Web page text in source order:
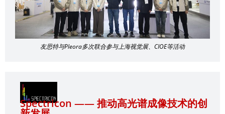
友思特与Pleora多次联合参与上海视觉展、CIOE等活动
Spectricon —— 推动高光谱成像技术的创